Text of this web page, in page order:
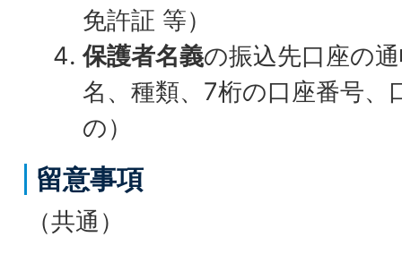
免許証 等）
保護者名義の振込先口座の
名、種類、7桁の口座番号、
の）
留意事項
（共通）